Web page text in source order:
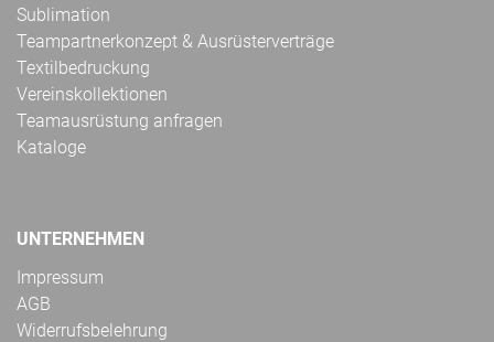
Sublimation
Teampartnerkonzept & Ausrüsterverträge
Textilbedruckung
Vereinskollektionen
Teamausrüstung anfragen
Kataloge
UNTERNEHMEN
Impressum
AGB
Widerrufsbelehrung